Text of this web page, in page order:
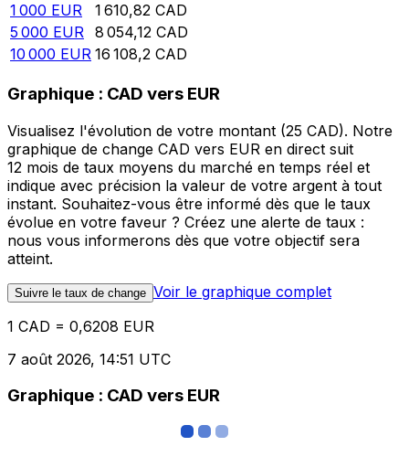
1 000 EUR 1 610,82 CAD
5 000 EUR 8 054,12 CAD
10 000 EUR 16 108,2 CAD
Graphique : CAD vers EUR
Visualisez l'évolution de votre montant (25 CAD). Notre
graphique de change CAD vers EUR en direct suit
12 mois de taux moyens du marché en temps réel et
indique avec précision la valeur de votre argent à tout
instant. Souhaitez-vous être informé dès que le taux
évolue en votre faveur ? Créez une alerte de taux :
nous vous informerons dès que votre objectif sera
atteint.
Suivre le taux de change Voir le graphique complet
1 CAD = 0,6208 EUR
7 août 2026, 14:51 UTC
Graphique : CAD vers EUR